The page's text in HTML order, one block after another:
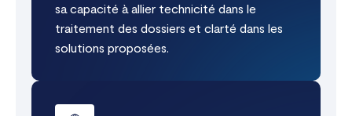
sa capacité à allier technicité dans le
traitement des dossiers et clarté dans les
solutions proposées.